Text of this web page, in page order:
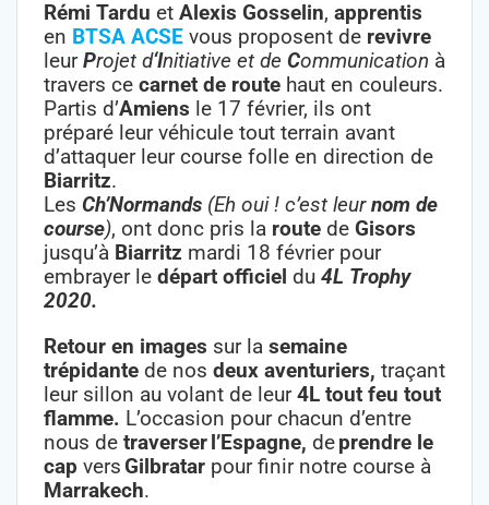
Rémi Tardu et Alexis Gosselin, apprentis
en BTSA ACSE vous proposent de revivre
leurProjet d‘Initiative et de Communication à
travers ce carnet de route haut en couleurs.
Partis d’Amiens le 17 février, ils ont
préparé leur véhicule tout terrain avant
d’attaquer leur course folle en direction de
Biarritz.
Les Ch’Normands (Eh oui ! c’est leurnom de
course), ont donc pris la route de Gisors
jusqu’à Biarritz mardi 18 février pour
embrayer le départ officiel du 4L Trophy
2020.
Retour en images sur la semaine
trépidante de nos deux aventuriers, traçant
leur sillon au volant de leur4L tout feu tout
flamme. L’occasion pour chacun d’entre
nous de traverserl’Espagne, deprendre le
cap versGilbratar pour finir notre course à
Marrakech.